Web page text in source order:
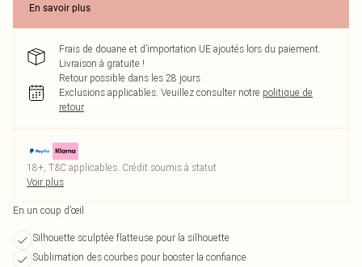
En savoir plus
Frais de douane et d’importation UE ajoutés lors du paiement.
Livraison à gratuite !
Retour possible dans les 28 jours
Exclusions applicables. Veuillez consulter notre politique de
retour
18+, T&C applicables. Crédit soumis à statut
Voir plus
En un coup d’œil
Silhouette sculptée flatteuse pour la silhouette
Sublimation des courbes pour booster la confiance